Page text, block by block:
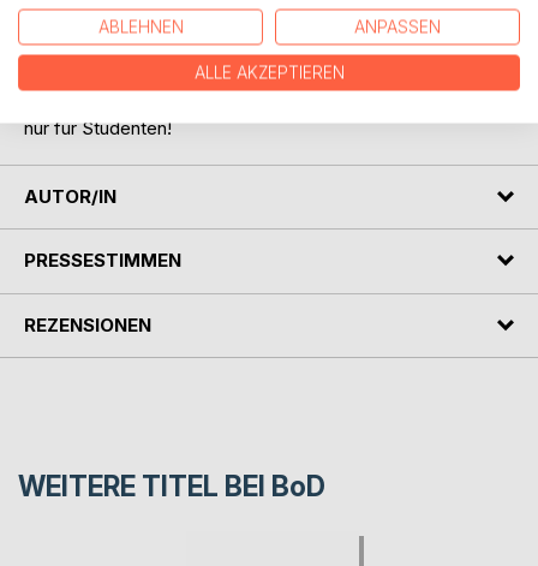
beherzt zugreifen. Ein gelungener Spagat von spannender
Frische.
nur für Studenten!
AUTOR/IN
PRESSESTIMMEN
REZENSIONEN
WEITERE TITEL BEI BoD
ABLEHNEN ANPASSEN
ALLE AKZEPTIEREN